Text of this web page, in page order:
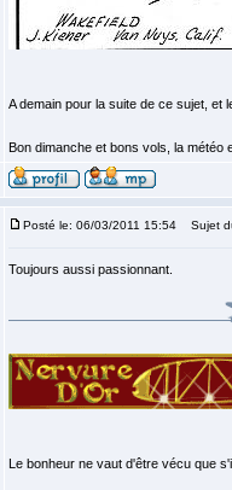
A demain pour la suite de ce sujet, et
Bon dimanche et bons vols, la météo
Posté le: 06/03/2011 15:54 Sujet
Toujours aussi passionnant.
Le bonheur ne vaut d'être vécu que